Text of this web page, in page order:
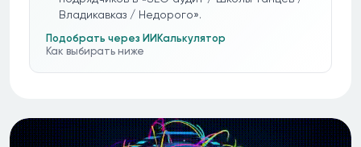
Владикавказ / Недорого».
Подобрать через ИИ Калькулятор
Как выбирать ниже